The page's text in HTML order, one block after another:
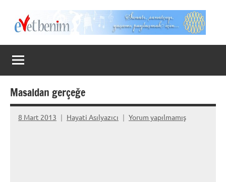
Evet
Benim
Masaldan gerçeğe
8 Mart 2013 Hayati Asılyazıcı Yorum yapılmamış